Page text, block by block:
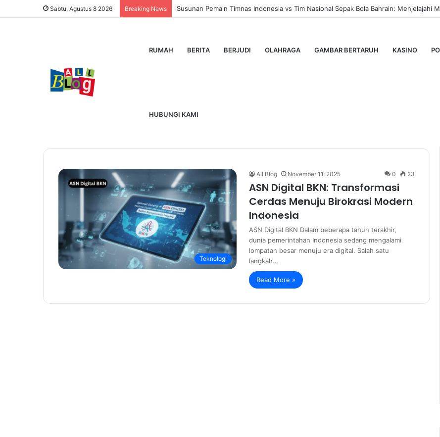
Sabtu, Agustus 8 2026 Breaking News Susunan Pemain Timnas Indonesia vs Tim Nasional Sepak Bola Bahrain: Menjelajahi
RUMAH BERITA BERJUDI OLAHRAGA GAMBAR BERTARUH KASINO
HUBUNGI KAMI
Home/ASN Digital BKN
ASN Digital BKN
Teknologi
All Blog November 11, 2025 0 23
ASN Digital BKN: Transformasi
Cerdas Menuju Birokrasi Modern
Indonesia
ASN Digital BKN Dalam beberapa tahun terakhir,
dunia pemerintahan Indonesia sedang mengalami
lompatan besar menuju era digital. Salah satu
langkah…
Read More »